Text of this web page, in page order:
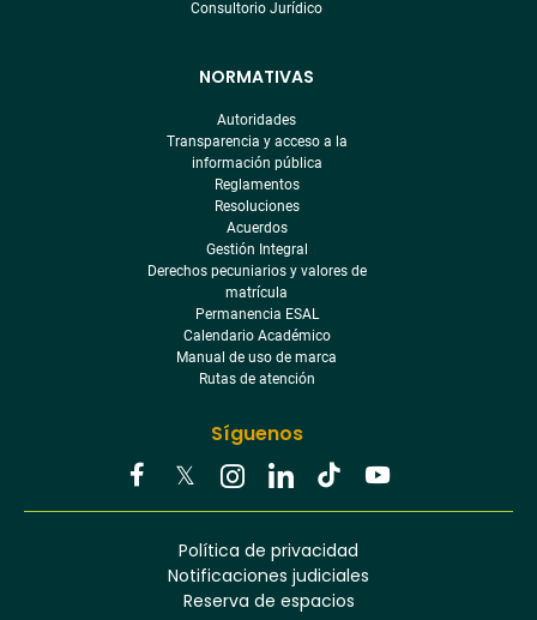
Síguenos
TwitterInstagramLinkedinTiktokYoutube
Consultorio Jurídico
NORMATIVAS
Autoridades
Transparencia y acceso a la
información pública
Reglamentos
Resoluciones
Acuerdos
Gestión Integral
Derechos pecuniarios y valores de
matrícula
Permanencia ESAL
Calendario Académico
Manual de uso de marca
Rutas de atención
Política de privacidad
Notificaciones judiciales
Reserva de espacios